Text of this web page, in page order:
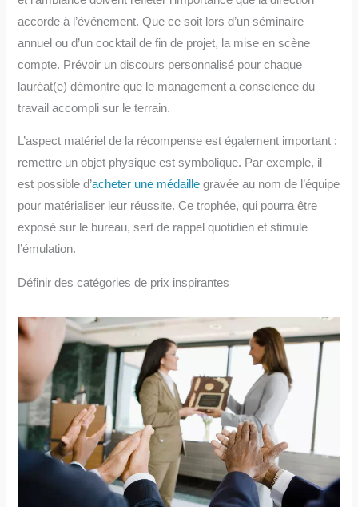
accorde à l’événement. Que ce soit lors d’un séminaire
annuel ou d’un cocktail de fin de projet, la mise en scène
compte. Prévoir un discours personnalisé pour chaque
lauréat(e) démontre que le management a conscience du
travail accompli sur le terrain.
L’aspect matériel de la récompense est également important :
remettre un objet physique est symbolique. Par exemple, il
est possible d’acheter une médaille gravée au nom de l’équipe
pour matérialiser leur réussite. Ce trophée, qui pourra être
exposé sur le bureau, sert de rappel quotidien et stimule
l’émulation.
Définir des catégories de prix inspirantes